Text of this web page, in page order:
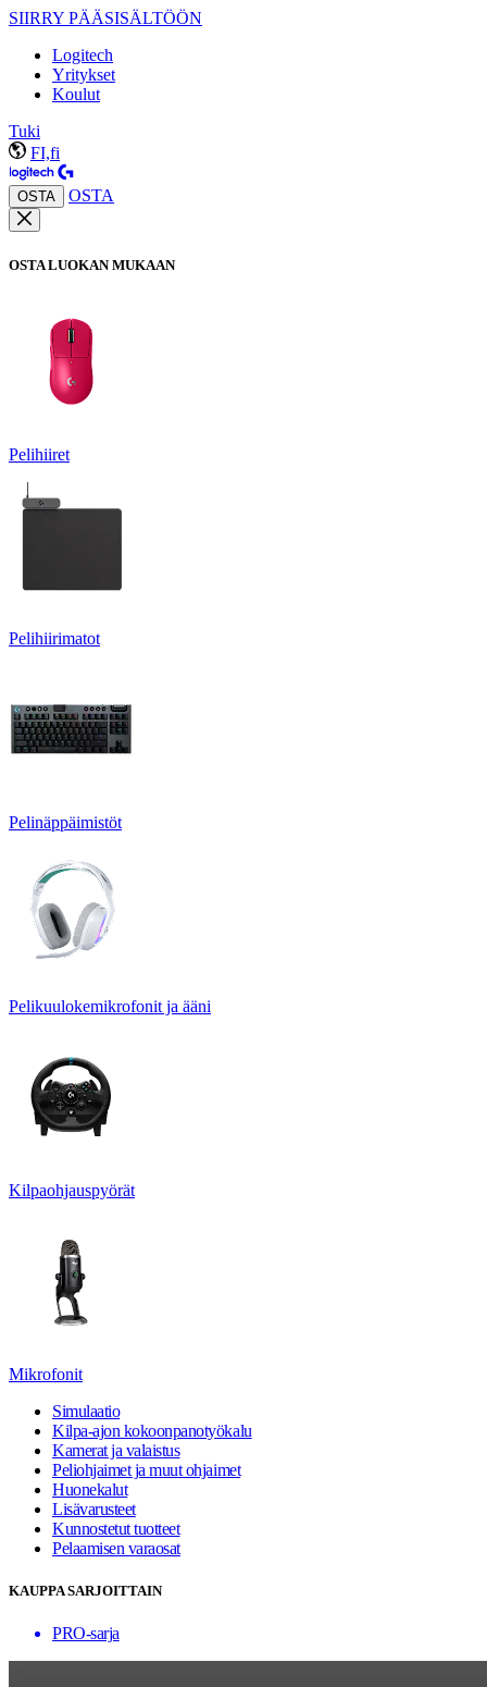
SIIRRY PÄÄSISÄLTÖÖN
Logitech
Yritykset
Koulut
Tuki
FI,fi
OSTA OSTA
OSTA LUOKAN MUKAAN
Pelihiiret
Pelihiirimatot
Pelinäppäimistöt
Pelikuulokemikrofonit ja ääni
Kilpaohjauspyörät
Mikrofonit
Simulaatio
Kilpa-ajon kokoonpanotyökalu
Kamerat ja valaistus
Peliohjaimet ja muut ohjaimet
Huonekalut
Lisävarusteet
Kunnostetut tuotteet
Pelaamisen varaosat
KAUPPA SARJOITTAIN
PRO-sarja